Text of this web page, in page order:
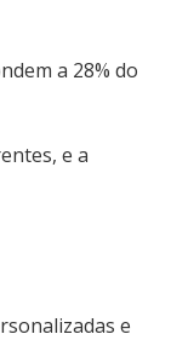
a 28% do
e a
e